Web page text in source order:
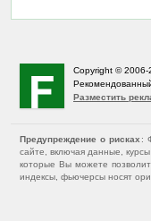
Copyright © 2006-
Разместить
Предупреждение о рисках :
сайте, включая данные,
которые Вы можете
индексы, фьючерсы носят